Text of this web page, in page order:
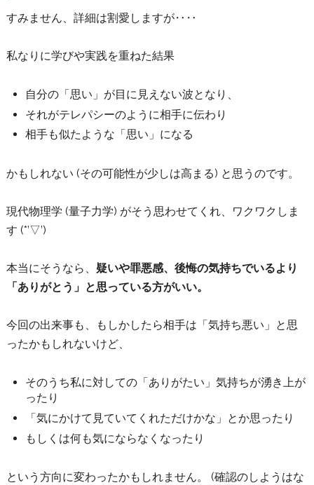
すみません、詳細は割愛しますが‥‥
私なりに学びや実践を重ねた結果
自分の「思い」が目に見えない波となり、
それがテレパシーのように相手に伝わり
相手も似たような「思い」になる
かもしれない (その可能性が少しは高まる) と思うのです。
現代物理学 (量子力学) がそう思わせてくれ、ワクワクしま
す (*’▽’)
本当にそうなら、 疑いや罪悪感、後悔の気持ちでいるより
「ありがとう」と思っている方がいい。
今回の出来事も、もしかしたら相手は「気持ち悪い」と思
ったかもしれないけど、
そのうち私に対しての「ありがたい」気持ちが湧き上が
ったり
「気にかけて見ていてくれただけかな」とか思ったり
もしくは何も気にならなくなったり
という方向に変わったかもしれません。 (確認のしようはな